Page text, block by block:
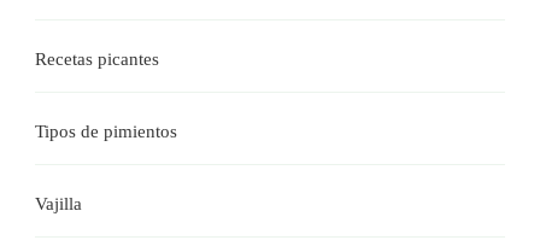
Recetas picantes
Tipos de pimientos
Vajilla